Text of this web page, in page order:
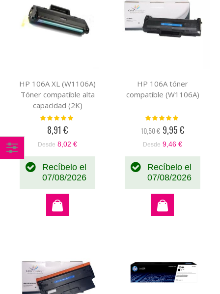
HP 106A XL (W1106A)
Tóner compatible alta
capacidad (2K)
Valoración:
8,91 €
Desde 8,02 €
Recíbelo el
07/08/2026
HP 106A tóner
compatible (W1106A)
Valoración:
10,50 € Precio
9,95 €
Desde 9,46 €
Recíbelo el
07/08/2026
Comprar